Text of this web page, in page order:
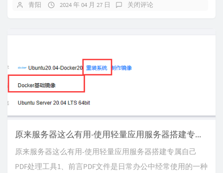
青阳 2024 年 04 月 27 日 关闭评论
原来服务器这么有用-使用轻量应用服务器搭建专属自己PDF处理工具
原来服务器这么有用-使用轻量应用服务器搭建专属自己
PDF处理工具1、前言PDF文件是日常办公中经常使用的一种